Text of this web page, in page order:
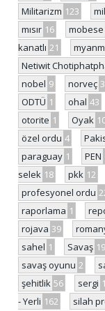
Militarizm 123
mısır 16 mobese
kanatlı 21
Netiwit
nobel 9 norveç 3
ODTÜ 1 ohal 43
otorite 1 Oyak
özel ordu 4
paraguay 1 PEN
selek 18 pkk 12
profesyonel ordu
raporlama 1
rojava 39
sahel 1 Savaş
savaş oyunu 2
şehitlik 56 sergi 1
- Yerli 162 silah